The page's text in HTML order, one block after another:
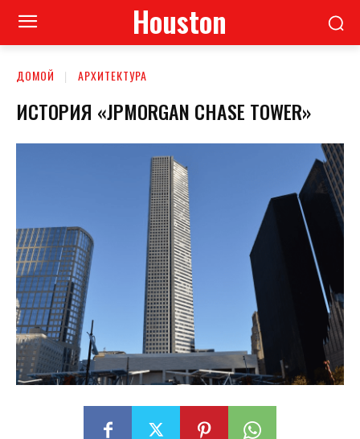
Houston
ДОМОЙ АРХИТЕКТУРА
ИСТОРИЯ «JPMORGAN CHASE TOWER»